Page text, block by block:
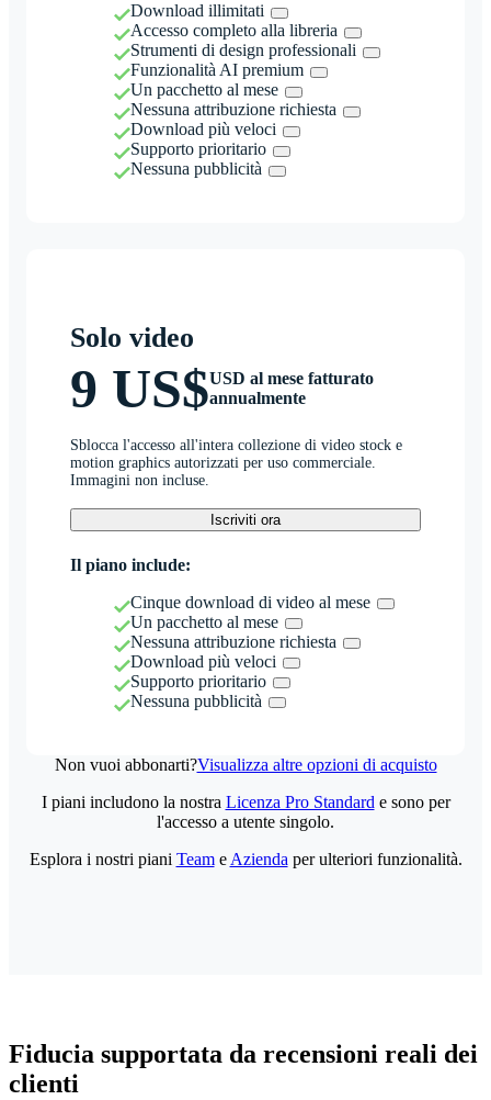
Download illimitati
Accesso completo alla libreria
Strumenti di design professionali
Funzionalità AI premium
Un pacchetto al mese
Nessuna attribuzione richiesta
Download più veloci
Supporto prioritario
Nessuna pubblicità
Solo video
9 US$USD al mese fatturato
annualmente
Sblocca l'accesso all'intera collezione di video stock e
motion graphics autorizzati per uso commerciale.
Immagini non incluse.
Iscriviti ora
Il piano include:
Cinque download di video al mese
Un pacchetto al mese
Nessuna attribuzione richiesta
Download più veloci
Supporto prioritario
Nessuna pubblicità
Non vuoi abbonarti?Visualizza altre opzioni di acquisto
I piani includono la nostra Licenza Pro Standard e sono per
l'accesso a utente singolo.
Esplora i nostri piani Teame Azienda per ulteriori funzionalità.
Fiducia supportata da recensioni reali dei
clienti